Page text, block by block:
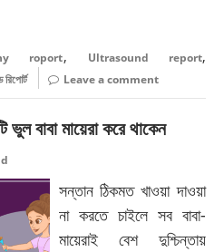
roport, Ultrasound report,
রিপোর্ট Leave a comment
ভুল বাবা মায়েরা করে থাকেন
সন্তান ঠিকমত খাওয়া দাওয়া
না করতে চাইলে সব বাবা-
মায়েরাই বেশ দুশ্চিন্তায়